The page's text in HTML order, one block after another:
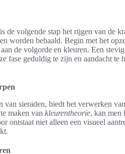
de volgende stap het rijgen van de
worden behaald. Begin met het
de volgorde en kleuren. Een
fase geduldig te zijn en aandacht te
van sieraden, biedt het verwerken van
maken van kleurentheorie, kan men
ontstaat niet alleen een visueel